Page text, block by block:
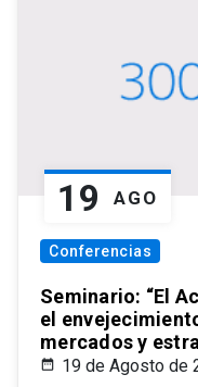
19 AGO
Conferencias
Seminario: “El
el
mercados y
19 de Agosto de